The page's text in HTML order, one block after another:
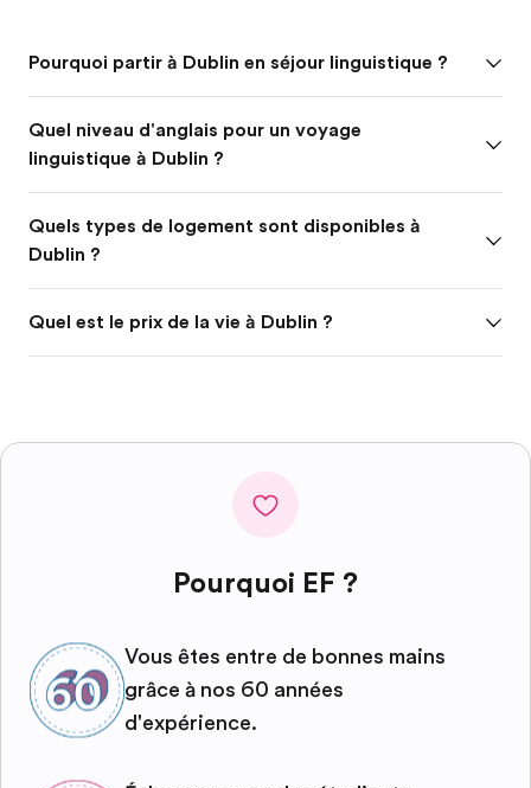
Pourquoi partir à Dublin en séjour linguistique ?
Quel niveau d'anglais pour un voyage
linguistique à Dublin ?
Quels types de logement sont disponibles à
Dublin ?
Quel est le prix de la vie à Dublin ?
Pourquoi EF ?
Vous êtes entre de bonnes mains
grâce à nos 60 années
d'expérience.